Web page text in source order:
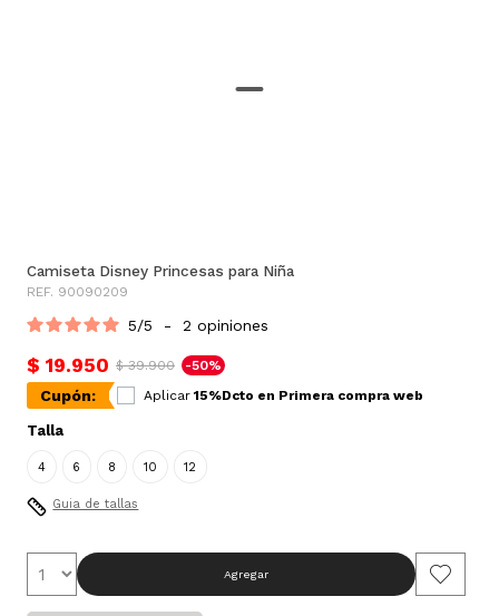
Camiseta Disney Princesas para Niña
REF. 90090209
5/5 - 2 opiniones
$ 19.950 $ 39.900 -50%
Cupón: Aplicar 15%Dcto en Primera compra web
Talla
4 6 8 10 12
Guia de tallas
Agregar